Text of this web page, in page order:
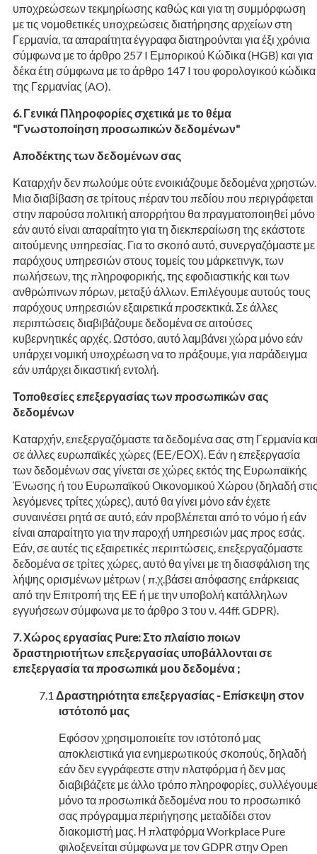
υποχρεώσεων τεκμηρίωσης καθώς και για τη συμμόρφωση
με τις νομοθετικές υποχρεώσεις διατήρησης αρχείων στη
Γερμανία, τα απαραίτητα έγγραφα διατηρούνται για έξι χρόνια
σύμφωνα με το άρθρο 257 I Εμπορικού Κώδικα (HGB) και για
δέκα έτη σύμφωνα με το άρθρο 147 I του φορολογικού κώδικα
της Γερμανίας (AO).
Γενικά Πληροφορίες σχετικά με το θέμα
"Γνωστοποίηση προσωπικών δεδομένων"
Αποδέκτης των δεδομένων σας
Καταρχήν δεν πωλούμε ούτε ενοικιάζουμε δεδομένα χρηστών.
Μια διαβίβαση σε τρίτους πέραν του πεδίου που περιγράφεται
στην παρούσα πολιτική απορρήτου θα πραγματοποιηθεί μόνο
εάν αυτό είναι απαραίτητο για τη διεκπεραίωση της εκάστοτε
αιτούμενης υπηρεσίας. Για το σκοπό αυτό, συνεργαζόμαστε με
παρόχους υπηρεσιών στους τομείς του μάρκετινγκ, των
πωλήσεων, της πληροφορικής, της εφοδιαστικής και των
ανθρώπινων πόρων, μεταξύ άλλων. Επιλέγουμε αυτούς τους
παρόχους υπηρεσιών εξαιρετικά προσεκτικά. Σε άλλες
περιπτώσεις διαβιβάζουμε δεδομένα σε αιτούσες
κυβερνητικές αρχές. Ωστόσο, αυτό λαμβάνει χώρα μόνο εάν
υπάρχει νομική υποχρέωση να το πράξουμε, για παράδειγμα
εάν υπάρχει δικαστική εντολή.
Τοποθεσίες επεξεργασίας των προσωπικών σας
δεδομένων
Καταρχήν, επεξεργαζόμαστε τα δεδομένα σας στη Γερμανία
σε άλλες ευρωπαϊκές χώρες (ΕΕ/ΕΟΧ). Εάν η επεξεργασία
των δεδομένων σας γίνεται σε χώρες εκτός της Ευρωπαϊκής
Ένωσης ή του Ευρωπαϊκού Οικονομικού Χώρου (δηλαδή
λεγόμενες τρίτες χώρες), αυτό θα γίνει μόνο εάν έχετε
συναινέσει ρητά σε αυτό, εάν προβλέπεται από το νόμο ή εάν
είναι απαραίτητο για την παροχή υπηρεσιών μας προς εσάς.
Εάν, σε αυτές τις εξαιρετικές περιπτώσεις, επεξεργαζόμαστε
δεδομένα σε τρίτες χώρες, αυτό θα γίνει με τη διασφάλιση της
λήψης ορισμένων μέτρων ( π.χ.βάσει απόφασης επάρκειας
από την Επιτροπή της ΕΕ ή με την υποβολή κατάλληλων
εγγυήσεων σύμφωνα με το άρθρο 3 του ν. 44ff. GDPR).
Χώρος εργασίας Pure: Στο πλαίσιο ποιων
δραστηριοτήτων επεξεργασίας υποβάλλονται σε
επεξεργασία τα προσωπικά μου δεδομένα ;
Δραστηριότητα επεξεργασίας - Επίσκεψη στον
ιστότοπό μας
Εφόσον χρησιμοποιείτε τον ιστότοπό μας
αποκλειστικά για ενημερωτικούς σκοπούς, δηλαδή
εάν δεν εγγράφεστε στην πλατφόρμα ή δεν μας
διαβιβάζετε με άλλο τρόπο πληροφορίες,
μόνο τα προσωπικά δεδομένα που το προσωπικό
σας πρόγραμμα περιήγησης μεταδίδει στον
διακομιστή μας. Η πλατφόρμα Workplace Pure
φιλοξενείται σύμφωνα με τον GDPR στην Open